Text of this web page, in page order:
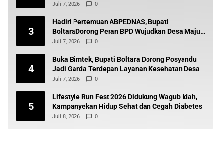
Juli 7, 2026 0
3
Hadiri Pertemuan ABPEDNAS, Bupati
BoltaraDorong Peran BPD Wujudkan Desa Maju
dan Transparan
Juli 7, 2026 0
4
Buka Bimtek, Bupati Boltara Dorong Posyandu
Jadi Garda Terdepan Layanan Kesehatan Desa
Juli 7, 2026 0
5
Lifestyle Run Fest 2026 Didukung Wagub Idah,
Kampanyekan Hidup Sehat dan Cegah Diabetes
Juli 8, 2026 0